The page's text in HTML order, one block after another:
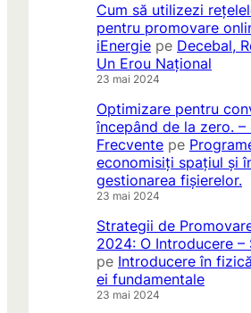
Cum să utilizezi
pentru promovare
iEnergie pe Decebal,
Un Erou Național
23 mai 2024
Optimizare pentru
începând de la zero. –
Frecvente pe
economisiți spațiul și
gestionarea fișierelor.
23 mai 2024
Strategii de
2024: O Introducere –
pe Introducere în
ei fundamentale
23 mai 2024